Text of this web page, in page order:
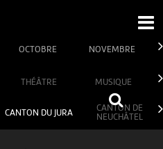
OCTOBRE NOVEMBRE
THÉÂTRE MUSIQUE
CANTON DU JURA
CANTON DE
NEUCHÂTEL